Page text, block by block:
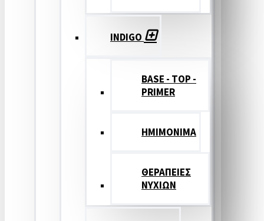
INDIGO
BASE - TOP -
PRIMER
HMIMONIMA
ΘΕΡΑΠΕΙΕΣ
ΝΥΧΙΩΝ